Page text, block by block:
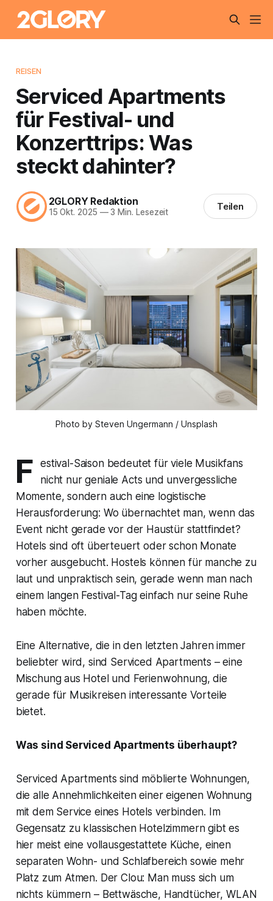
REISEN
Serviced Apartments
für Festival- und
Konzerttrips: Was
steckt dahinter?
2GLORY Redaktion
15 Okt. 2025 —3 Min. Lesezeit Teilen
Photo by Steven Ungermann / Unsplash
F
estival-Saison bedeutet für viele Musikfans
nicht nur geniale Acts und unvergessliche
Momente, sondern auch eine logistische
Herausforderung: Wo übernachtet man, wenn das
Event nicht gerade vor der Haustür stattfindet?
Hotels sind oft überteuert oder schon Monate
vorher ausgebucht. Hostels können für manche zu
laut und unpraktisch sein, gerade wenn man nach
einem langen Festival-Tag einfach nur seine Ruhe
haben möchte.
Eine Alternative, die in den letzten Jahren immer
beliebter wird, sind Serviced Apartments – eine
Mischung aus Hotel und Ferienwohnung, die
gerade für Musikreisen interessante Vorteile
bietet.
Was sind Serviced Apartments überhaupt?
Serviced Apartments sind möblierte Wohnungen,
die alle Annehmlichkeiten einer eigenen Wohnung
mit dem Service eines Hotels verbinden. Im
Gegensatz zu klassischen Hotelzimmern gibt es
hier meist eine vollausgestattete Küche, einen
separaten Wohn- und Schlafbereich sowie mehr
Platz zum Atmen. Der Clou: Man muss sich um
nichts kümmern – Bettwäsche, Handtücher, WLAN